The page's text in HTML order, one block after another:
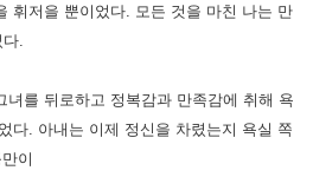
휘저을 뿐이었다.
모든 것을 마친 나는 만
.
녀를 뒤로하고 정복감과 만족감에 취해 욕
다. 아내는 이제 정신을 차렸는지 욕실 쪽
이